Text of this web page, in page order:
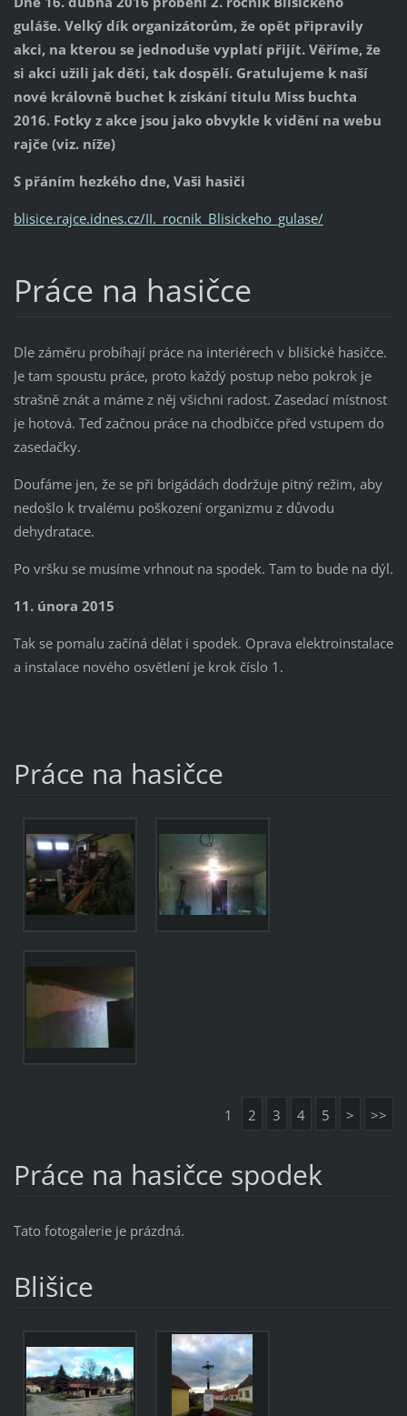
guláše. Velký dík organizátorům, že opět připravily
akci, na kterou se jednoduše vyplatí přijít. Věříme, že
si akci užili jak děti, tak dospělí. Gratulujeme k naší
nové královně buchet k získání titulu Miss buchta
2016. Fotky z akce jsou jako obvykle k vidění na webu
rajče (viz. níže)
S přáním hezkého dne, Vaši hasiči
blisice.rajce.idnes.cz/II._rocnik_Blisickeho_gulase/
Práce na hasičce
Dle záměru probíhají práce na interiérech v blišické hasičce.
Je tam spoustu práce, proto každý postup nebo pokrok je
strašně znát a máme z něj všichni radost. Zasedací místnost
je hotová. Teď začnou práce na chodbičce před vstupem do
zasedačky.
Doufáme jen, že se při brigádách dodržuje pitný režim, aby
nedošlo k trvalému poškození organizmu z důvodu
dehydratace.
Po vršku se musíme vrhnout na spodek. Tam to bude na dýl.
11. února 2015
Tak se pomalu začíná dělat i spodek. Oprava elektroinstalace
a instalace nového osvětlení je krok číslo 1.
Práce na hasičce
1 2 3 4 5 > >>
Práce na hasičce spodek
Tato fotogalerie je prázdná.
Blišice